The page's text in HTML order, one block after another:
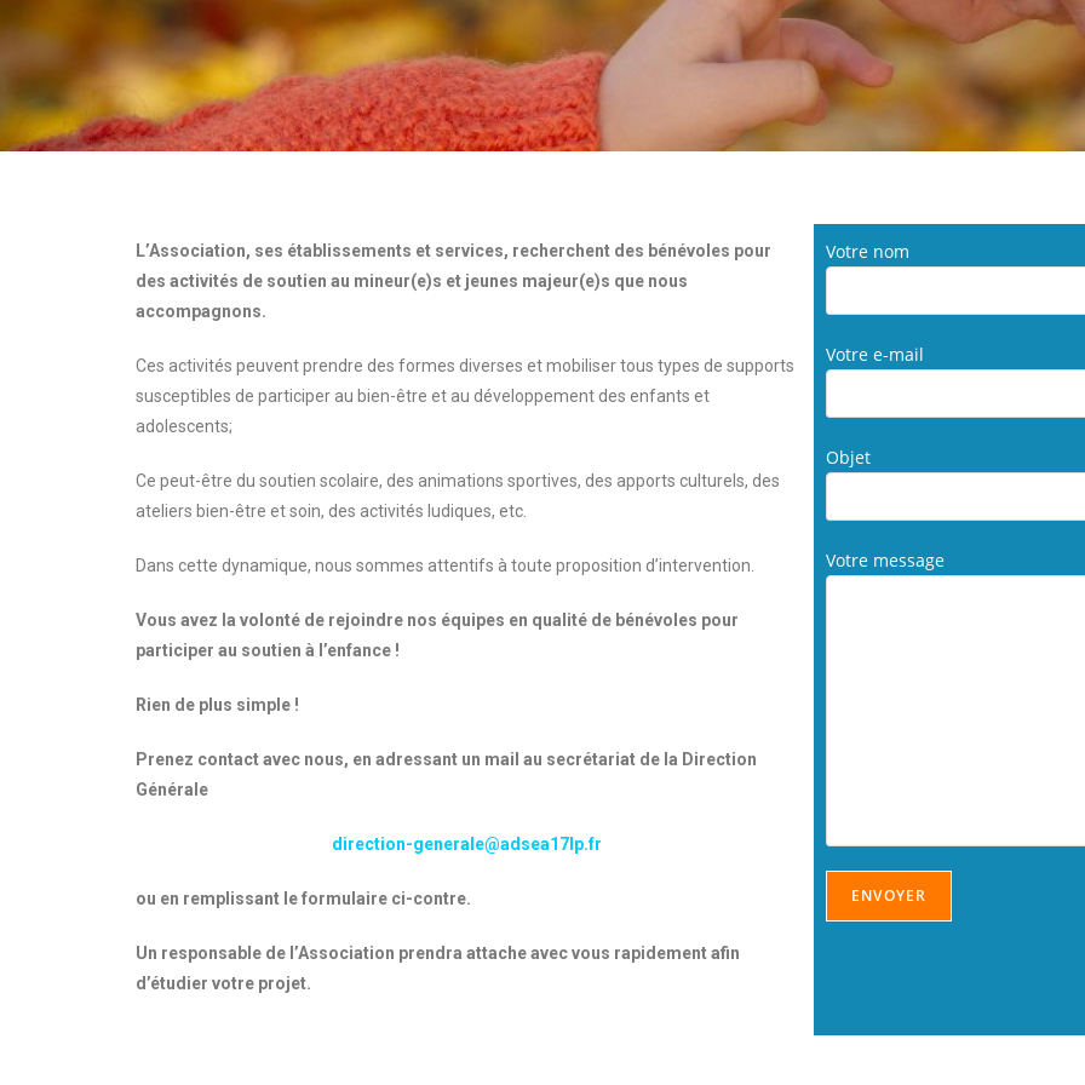
L’Association, ses établissements et services, recherchent des bénévoles pour
des activités de soutien au mineur(e)s et jeunes majeur(e)s que nous
accompagnons.
Ces activités peuvent prendre des formes diverses et mobiliser tous types de supports
susceptibles de participer au bien-être et au développement des enfants et
adolescents;
Ce peut-être du soutien scolaire, des animations sportives, des apports culturels, des
ateliers bien-être et soin, des activités ludiques, etc.
Dans cette dynamique, nous sommes attentifs à toute proposition d’intervention.
Vous avez la volonté de rejoindre nos équipes en qualité de bénévoles pour
participer au soutien à l’enfance !
Rien de plus simple !
Prenez contact avec nous, en adressant un mail au secrétariat de la Direction
Générale
direction-generale@adsea17lp.fr
ou en remplissant le formulaire ci-contre.
Un responsable de l’Association prendra attache avec vous rapidement afin
d’étudier votre projet.
Votre nom
Votre e-mail
Objet
Votre message